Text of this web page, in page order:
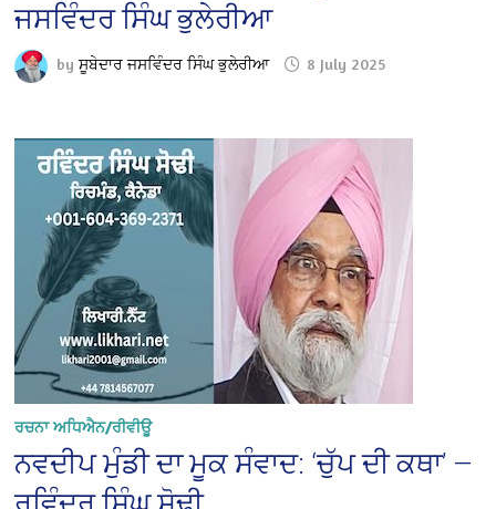
ਜਸਵਿੰਦਰ ਸਿੰਘ ਭੁਲੇਰੀਆ
byਸੂਬੇਦਾਰ ਜਸਵਿੰਦਰ ਸਿੰਘ ਭੁਲੇਰੀਆ 8 July 2025
ਰਚਨਾ ਅਧਿਐਨ/ਰੀਵੀਊ
ਨਵਦੀਪ ਮੁੰਡੀ ਦਾ ਮੂਕ ਸੰਵਾਦ: ‘ਚੁੱਪ ਦੀ ਕਥਾ’ —